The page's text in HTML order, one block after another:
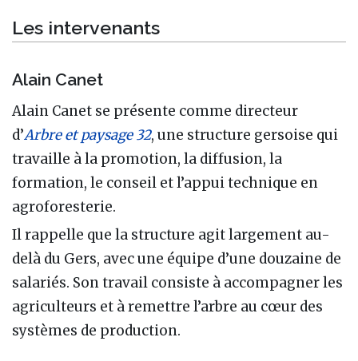
Les intervenants
Alain Canet
Alain Canet se présente comme directeur
d’Arbre et paysage 32, une structure gersoise qui
travaille à la promotion, la diffusion, la
formation, le conseil et l’appui technique en
agroforesterie.
Il rappelle que la structure agit largement au-
delà du Gers, avec une équipe d’une douzaine de
salariés. Son travail consiste à accompagner les
agriculteurs et à remettre l’arbre au cœur des
systèmes de production.